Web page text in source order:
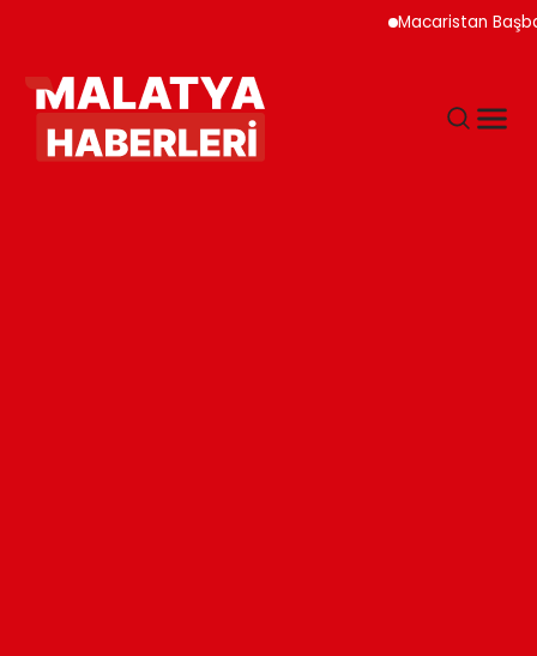
Macaristan Başbakanı